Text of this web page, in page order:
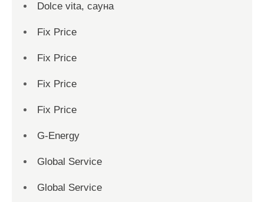
Dolce vita, сауна
Fix Price
Fix Price
Fix Price
Fix Price
G-Energy
Global Service
Global Service